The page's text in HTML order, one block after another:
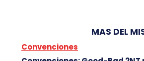
MAS DEL
Convenciones